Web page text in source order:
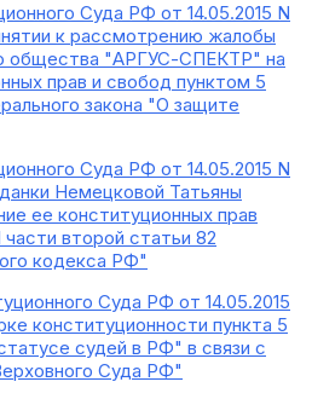
Суда РФ от 14.05.2015 N
к рассмотрению жалобы
общества "АРГУС-СПЕКТР" на
прав и свобод пунктом 5
закона "О защите
Суда РФ от 14.05.2015 N
Немецковой Татьяны
ее конституционных прав
второй статьи 82
кодекса РФ"
Суда РФ от 14.05.2015
конституционности пункта 5
судей в РФ" в связи с
Суда РФ"